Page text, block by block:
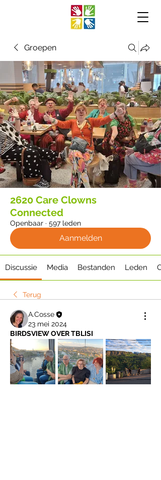
Groepen
2620 Care Clowns
Connected
Openbaar · 597 leden
Aanmelden
Discussie Media Bestanden Leden
Terug
A.Cosse
23 mei 2024
BIRDSVIEW OVER TBLISI